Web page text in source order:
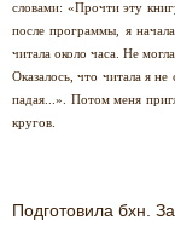
словами: «Прочти эту
после программы, я
читала около часа. Не
Оказалось, что читала я
падая...». Потом меня
кругов.
Подготовила бхн.